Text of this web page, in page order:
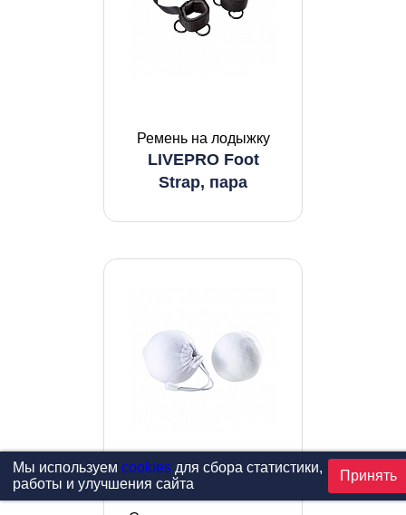
Ремень на лодыжку
LIVEPRO Foot
Strap, пара
Мы используем cookiesдля сбора статистики,
работы и улучшения сайта
Принять